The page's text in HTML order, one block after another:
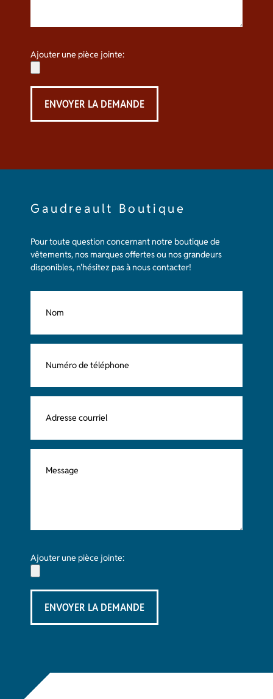
Ajouter une pièce jointe:
Gaudreault Boutique
Pour toute question concernant notre boutique de
vêtements, nos marques offertes ou nos grandeurs
disponibles, n'hésitez pas à nous contacter!
Ajouter une pièce jointe: